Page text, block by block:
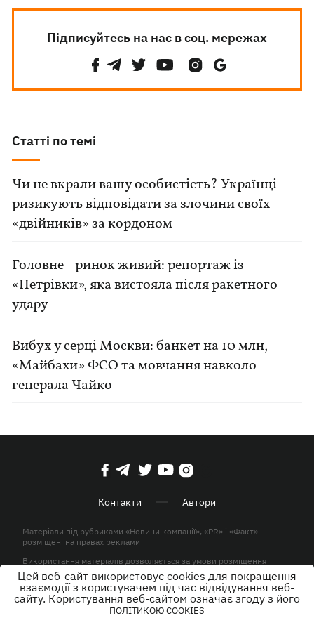
Підписуйтесь на нас в соц. мережах
Статті по темі
Чи не вкрали вашу особистість? Українці
ризикують відповідати за злочини своїх
«двійників» за кордоном
Головне - ринок живий: репортаж із
«Петрівки», яка вистояла після ракетного
удару
Вибух у серці Москви: банкет на 10 млн,
«Майбахи» ФСО та мовчання навколо
генерала Чайко
Контакти Автори
Матеріали під рубриками «Новини компанії», «PR» і «Факт»
розміщені на правах реклами
Використання матеріалів дозволяється за умови розміщення
активного гіперпосилання на KP.UA в першому абзаці.
© ТОВ «ЮЛАВ МЕДІА» 2026. Всі права захищені.
Цей веб-сайт використовує cookies для покращення
взаємодії з користувачем під час відвідування веб-
сайту. Користування веб-сайтом означає згоду з його
ПОЛІТИКОЮ COOKIES